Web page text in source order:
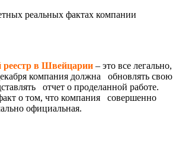
реальных фактах компании
в Швейцарии – это все легально,
компания должна обновлять свою
отчет о проделанной работе.
о том, что компания совершенно
официальная.